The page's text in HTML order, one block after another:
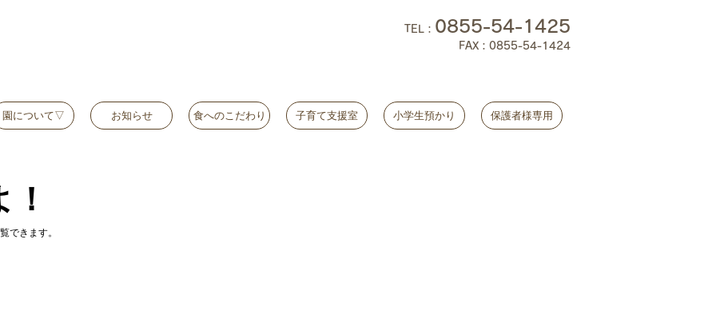
TEL ： 0855-54-1425
FAX：0855-54-1424
園について▽ お知らせ 食へのこだわり 子育て支援室 小学生預かり 保護者様専用
できます。